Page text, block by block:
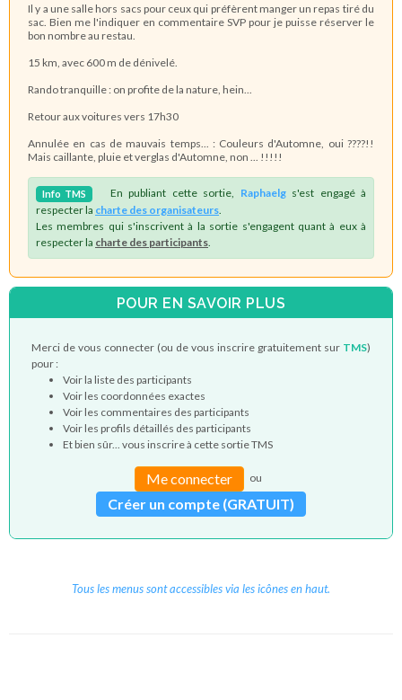
Il y a une salle hors sacs pour ceux qui préfèrent manger un repas tiré du
sac. Bien me l'indiquer en commentaire SVP pour je puisse réserver le
bon nombre au restau.
15 km, avec 600 m de dénivelé.
Rando tranquille : on profite de la nature, hein...
Retour aux voitures vers 17h30
Annulée en cas de mauvais temps... : Couleurs d'Automne, oui ????!!
Mais caillante, pluie et verglas d'Automne, non ... !!!!!
Info TMS En publiant cette sortie, Raphaelgs'est engagé à
respecter la charte des organisateurs
Les membres qui s'inscrivent à la sortie s'engagent quant à eux à
respecter la charte des participants
POUR EN SAVOIR PLUS
Merci de vous connecter (ou de vous inscrire gratuitement sur TMS)
pour :
Voir la liste des participants
Voir les coordonnées exactes
Voir les commentaires des participants
Voir les profils détaillés des participants
Et bien sûr... vous inscrire à cette sortie TMS
Me connecter ou
Créer un compte (GRATUIT)
Tous les menus sont accessibles via les icônes en haut.